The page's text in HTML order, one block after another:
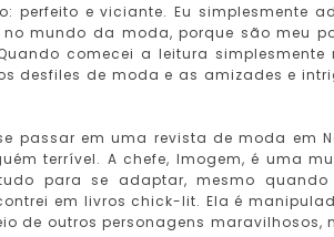
perfeito e viciante. Eu simplesmente
mundo da moda, porque são meu
comecei a leitura simplesmente
desfiles de moda e as amizades e
passar em uma revista de moda em
terrível. A chefe, Imogem, é uma
para se adaptar, mesmo quando
em livros chick-lit. Ela é
de outros personagens maravilhosos,